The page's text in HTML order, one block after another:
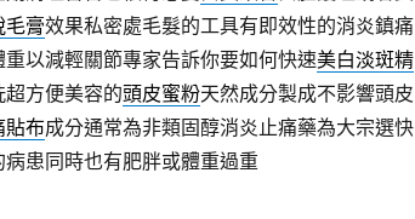
毛膏效果私密處毛髮的工具有即效性的消炎鎮痛
以減輕關節專家告訴你要如何快速美白淡斑精
方便美容的頭皮蜜粉天然成分製成不影響頭皮
貼布成分通常為非類固醇消炎止痛藥為大宗選快
病患同時也有肥胖或體重過重